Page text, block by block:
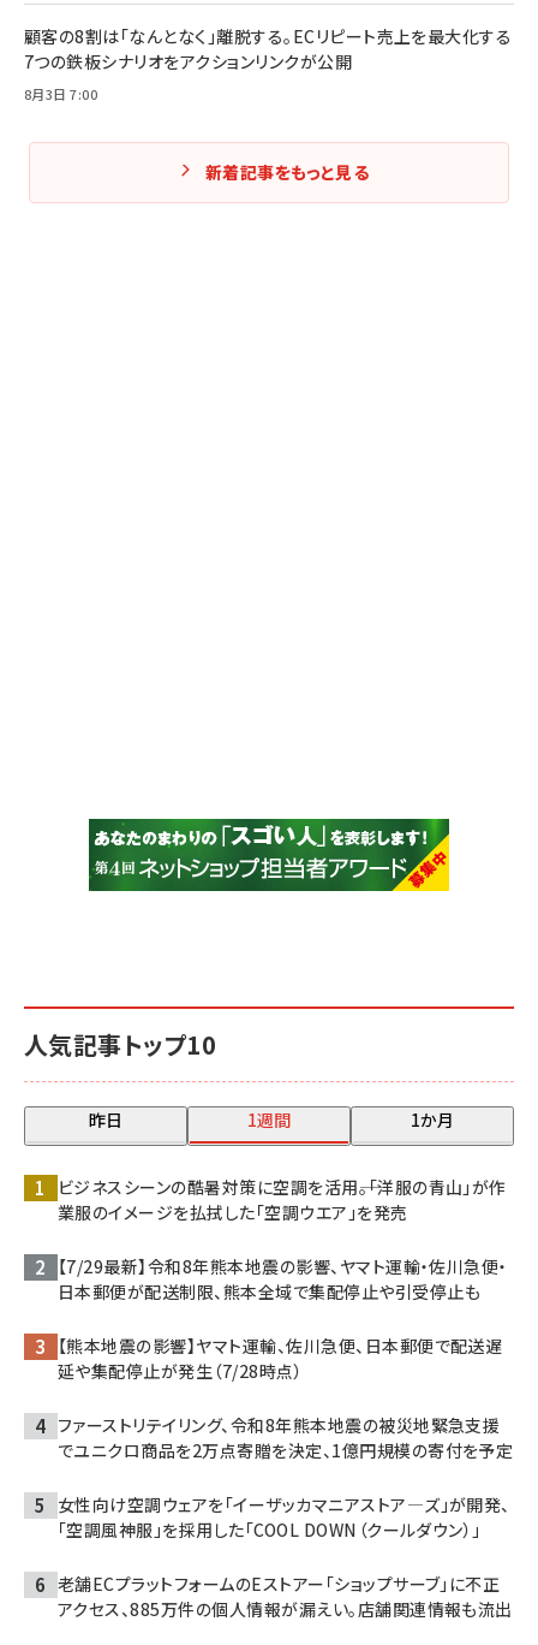
人気記事トップ10
昨日 1週間 1か月
ビジネスシーンの酷暑対策に空調を活用――。「洋服の青山」が作
業服のイメージを払拭した「空調ウエア」を発売
【7/29最新】令和8年熊本地震の影響、ヤマト運輸・佐川急便・
日本郵便が配送制限、熊本全域で集配停止や引受停止も
【熊本地震の影響】ヤマト運輸、佐川急便、日本郵便で配送遅
延や集配停止が発生（7/28時点）
ファーストリテイリング、令和8年熊本地震の被災地緊急支援
でユニクロ商品を2万点寄贈を決定、1億円規模の寄付を予定
女性向け空調ウェアを「イーザッカマニアストア―ズ」が開発、
「空調風神服」を採用した「COOL DOWN（クールダウン）」
老舗ECプラットフォームのEストアー「ショップサーブ」に不正
アクセス、885万件の個人情報が漏えい。店舗関連情報も流出
顧客の8割は「なんとなく」離脱する。ECリピート売上を最大化する
7つの鉄板シナリオをアクションリンクが公開
8月3日 7:00
新着記事をもっと見る